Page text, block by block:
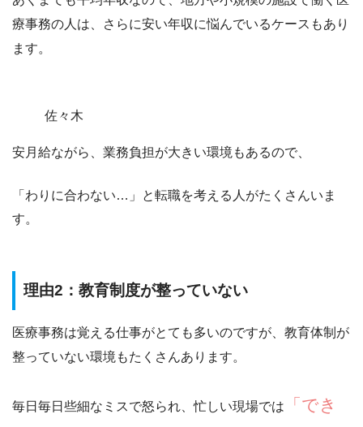
療事務の人は、さらに安い年収に悩んでいるケースもあり
ます。
佐々木
安月給ながら、業務負担が大きい環境もあるので、
「わりに合わない…」
と転職を考える人がたくさんいま
す。
理由2：教育制度が整っていない
医療事務は覚える仕事がとても多いのですが、教育体制が
整っていない環境もたくさんあります。
毎日毎日些細なミスで怒られ、忙しい現場では
「でき